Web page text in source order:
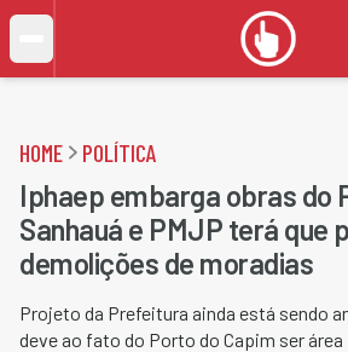
HOME POLÍTICA
Iphaep embarga obras do
Sanhauá e PMJP terá que
demolições de moradias
Projeto da Prefeitura ainda está sendo
deve ao fato do Porto do Capim ser